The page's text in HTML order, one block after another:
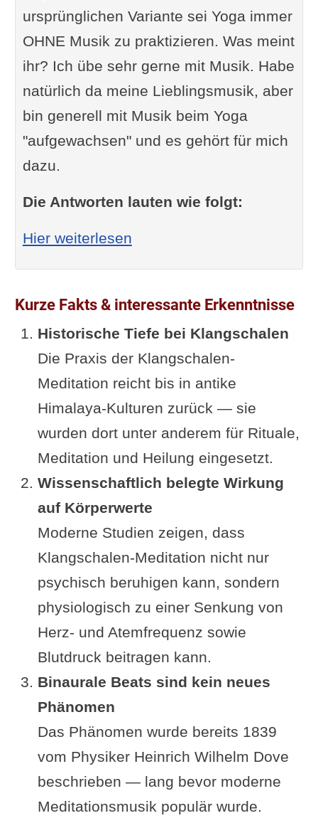
ursprünglichen Variante sei Yoga immer
OHNE Musik zu praktizieren. Was meint
ihr? Ich übe sehr gerne mit Musik. Habe
natürlich da meine Lieblingsmusik, aber
bin generell mit Musik beim Yoga
"aufgewachsen" und es gehört für mich
dazu.
Die Antworten lauten wie folgt:
Hier weiterlesen: Welche Musik "gehört"
Kurze Fakts & interessante Erkenntnisse
Historische Tiefe bei Klangschalen
Die Praxis der Klangschalen-
Meditation reicht bis in antike
Himalaya-Kulturen zurück — sie
wurden dort unter anderem für Rituale,
Meditation und Heilung eingesetzt.
Wissenschaftlich belegte Wirkung
auf Körperwerte
Moderne Studien zeigen, dass
Klangschalen-Meditation nicht nur
psychisch beruhigen kann, sondern
physiologisch zu einer Senkung von
Herz- und Atemfrequenz sowie
Blutdruck beitragen kann.
Binaurale Beats sind kein neues
Phänomen
Das Phänomen wurde bereits 1839
vom Physiker Heinrich Wilhelm Dove
beschrieben — lang bevor moderne
Meditationsmusik populär wurde.